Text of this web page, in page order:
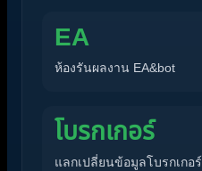
EA
ห้องรันผลงาน EA&bot
โบรกเกอร์
แลกเปลี่ยนข้อมูลโบรกเกอร์